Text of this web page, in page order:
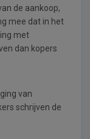
de aankoop,
mee dat in het
met
dan kopers
van
schrijven de